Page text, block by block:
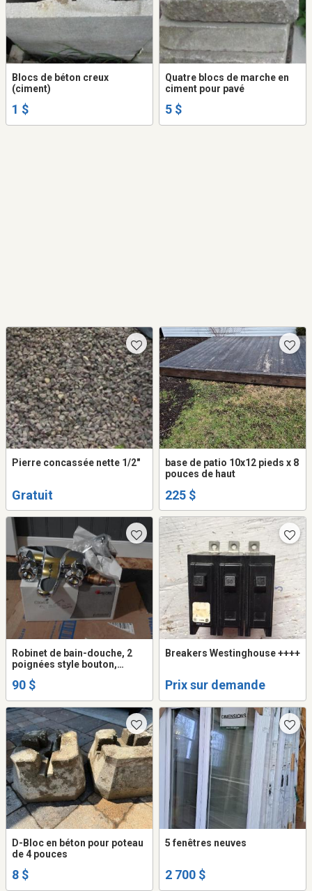
Blocs de béton creux
(ciment)
1 $
Quatre blocs de marche en
ciment pour pavé
5 $
Pierre concassée nette 1/2"
Gratuit
base de patio 10x12 pieds x 8
pouces de haut
225 $
Robinet de bain-douche, 2
poignées style bouton,
douche NEUF.Garantie à vie
90 $
Breakers Westinghouse ++++
Prix sur demande
D-Bloc en béton pour poteau
de 4 pouces
8 $
5 fenêtres neuves
2 700 $